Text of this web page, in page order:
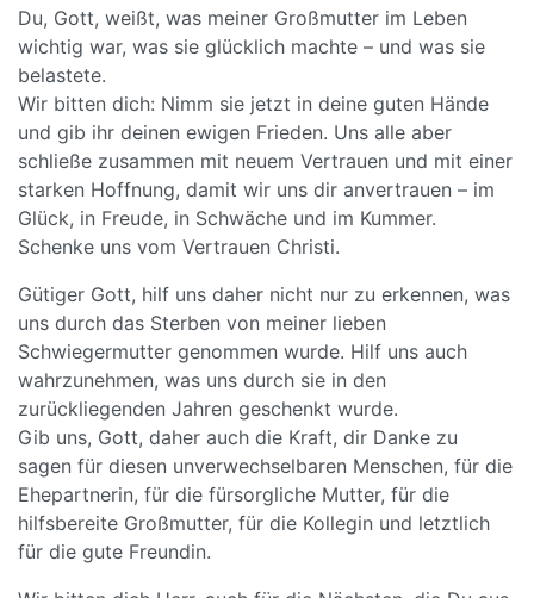
Du, Gott, weißt, was meiner Großmutter im Leben
wichtig war, was sie glücklich machte – und was sie
belastete.
Wir bitten dich: Nimm sie jetzt in deine guten Hände
und gib ihr deinen ewigen Frieden. Uns alle aber
schließe zusammen mit neuem Vertrauen und mit einer
starken Hoffnung, damit wir uns dir anvertrauen – im
Glück, in Freude, in Schwäche und im Kummer.
Schenke uns vom Vertrauen Christi.
Gütiger Gott, hilf uns daher nicht nur zu erkennen, was
uns durch das Sterben von meiner lieben
Schwiegermutter genommen wurde. Hilf uns auch
wahrzunehmen, was uns durch sie in den
zurückliegenden Jahren geschenkt wurde.
Gib uns, Gott, daher auch die Kraft, dir Danke zu
sagen für diesen unverwechselbaren Menschen, für die
Ehepartnerin, für die fürsorgliche Mutter, für die
hilfsbereite Großmutter, für die Kollegin und letztlich
für die gute Freundin.